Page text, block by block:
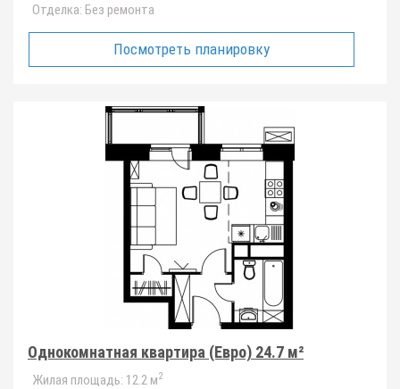
Отделка: Без ремонта
Посмотреть планировку
Однокомнатная квартира (Евро) 24.7 м²
Жилая площадь: 12.2 м2